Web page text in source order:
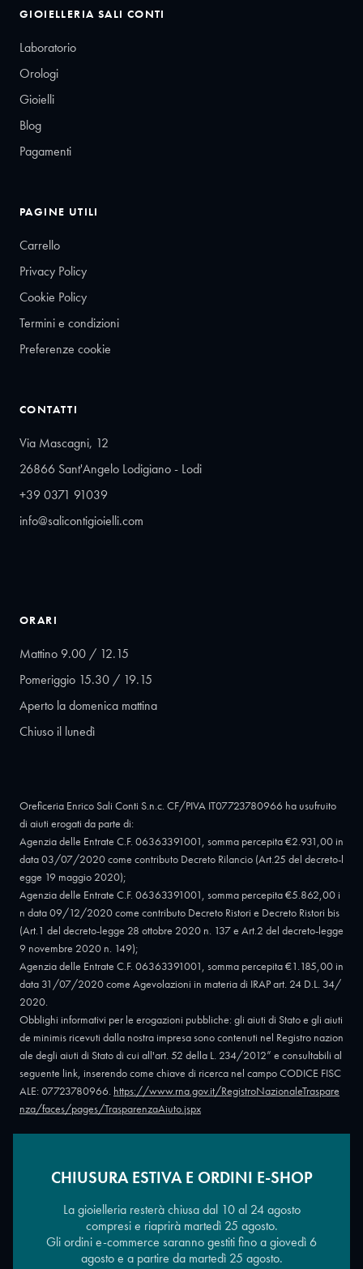
GIOIELLERIA SALI CONTI
Laboratorio
Orologi
Gioielli
Blog
Pagamenti
PAGINE UTILI
Carrello
Privacy Policy
Cookie Policy
Termini e condizioni
Preferenze cookie
CONTATTI
Via Mascagni, 12
26866 Sant'Angelo Lodigiano - Lodi
+39 0371 91039
info@salicontigioielli.com
ORARI
Mattino 9.00 / 12.15
Pomeriggio 15.30 / 19.15
Aperto la domenica mattina
Chiuso il lunedì
Oreficeria Enrico Sali Conti S.n.c. CF/PIVA IT07723780966 ha usufruito
di aiuti erogati da parte di:
Agenzia delle Entrate C.F. 06363391001, somma percepita €2.931,00 in
data 03/07/2020 come contributo Decreto Rilancio (Art.25 del decreto-l
egge 19 maggio 2020);
Agenzia delle Entrate C.F. 06363391001, somma percepita €5.862,00 i
n data 09/12/2020 come contributo Decreto Ristori e Decreto Ristori bis
(Art.1 del decreto-legge 28 ottobre 2020 n. 137 e Art.2 del decreto-legge
9 novembre 2020 n. 149);
Agenzia delle Entrate C.F. 06363391001, somma percepita €1.185,00 in
data 31/07/2020 come Agevolazioni in materia di IRAP art. 24 D.L. 34/
2020.
Obblighi informativi per le erogazioni pubbliche: gli aiuti di Stato e gli aiuti
de minimis ricevuti dalla nostra impresa sono contenuti nel Registro nazion
ale degli aiuti di Stato di cui all'art. 52 della L. 234/2012” e consultabili al
seguente link, inserendo come chiave di ricerca nel campo CODICE FISC
ALE: 07723780966. https://www.rna.gov.it/RegistroNazionaleTraspare
nza/faces/pages/TrasparenzaAiuto.jspx
Copyright © 2026 - Oreficeria Enrico Sali Conti e C. snc - Partita IVA
CHIUSURA ESTIVA E ORDINI E-SHOP
La gioielleria resterà chiusa dal 10 al 24 agosto
compresi e riaprirà martedì 25 agosto.
Gli ordini e-commerce saranno gestiti fino a giovedì 6
agosto e a partire da martedì 25 agosto.